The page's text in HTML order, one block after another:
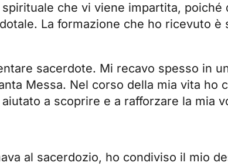
che vi viene impartita, poiché
La formazione che ho ricevuto è
sacerdote. Mi recavo spesso in
Messa. Nel corso della mia vita ho
a scoprire e a rafforzare la mia
al sacerdozio, ho condiviso il mio